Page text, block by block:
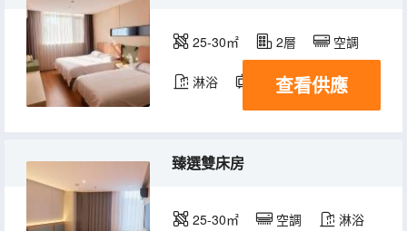
25-30㎡ 2層 空調
淋浴 電視機
查看供應
臻選雙床房
25-30㎡ 空調 淋浴